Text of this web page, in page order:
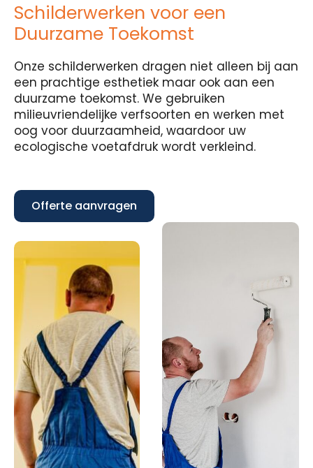
Schilderwerken voor een
Duurzame Toekomst
Onze schilderwerken dragen niet alleen bij aan
een prachtige esthetiek maar ook aan een
duurzame toekomst. We gebruiken
milieuvriendelijke verfsoorten en werken met
oog voor duurzaamheid, waardoor uw
ecologische voetafdruk wordt verkleind.
Offerte aanvragen